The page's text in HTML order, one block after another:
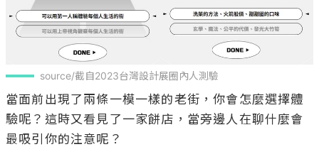
source/截自2023台灣設計展圈內人測驗
當面前出現了兩條一模一樣的老街，你會怎麼選擇體
驗呢？這時又看見了一家餅店，當旁邊人在聊什麼會
最吸引你的注意呢？